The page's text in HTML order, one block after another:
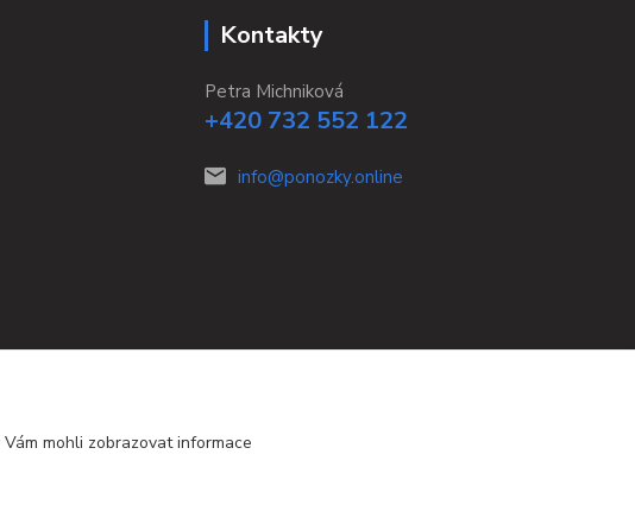
Kontakty
Petra Michniková
+420 732 552 122
info@ponozky.online
mohli zobrazovat informace